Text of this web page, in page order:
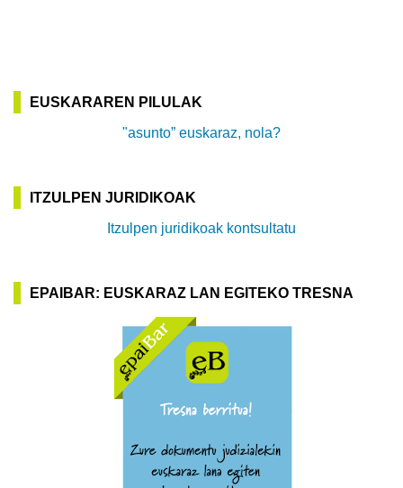
EUSKARAREN PILULAK
"asunto” euskaraz, nola?
ITZULPEN JURIDIKOAK
Itzulpen juridikoak kontsultatu
EPAIBAR: EUSKARAZ LAN EGITEKO TRESNA